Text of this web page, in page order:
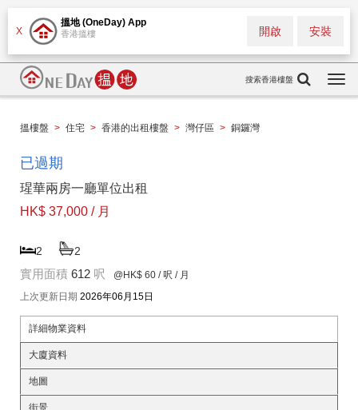
X
搵地 (OneDay) App
香港搵樓 安裝
開啟
搜索香港樓盤
搵樓盤 > 住宅 > 香港的出租樓盤 > 灣仔區 > 銅鑼灣
已過期
瑆華兩房一廳單位出租
HK$ 37,000 / 月
2 2
實用面積 612 呎 @HK$ 60 / 呎 / 月
上次更新日期 2026年06月15日
詳細物業資料
大廈資料
地圖
街景